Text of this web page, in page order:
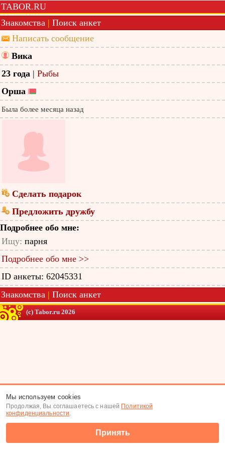
TABOR.RU
Знакомства | Поиск анкет
Написать сообщение
Вика
23 года | Рыбы
Орша
Была более месяца назад
Сделать подарок
Предложить дружбу
Подробнее обо мне:
Ищу: парня
Подробнее обо мне >>
ID анкеты: 62045331
Знакомства | Поиск анкет
(c) Tabor.ru 2026
Мы используем cookies
Продолжая, Вы соглашаетесь с нашей Политикой
конфиденциальности.
Принять